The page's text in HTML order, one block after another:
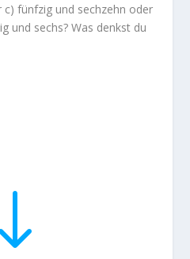
fünfzig und sechzehn oder
und sechs? Was denkst du